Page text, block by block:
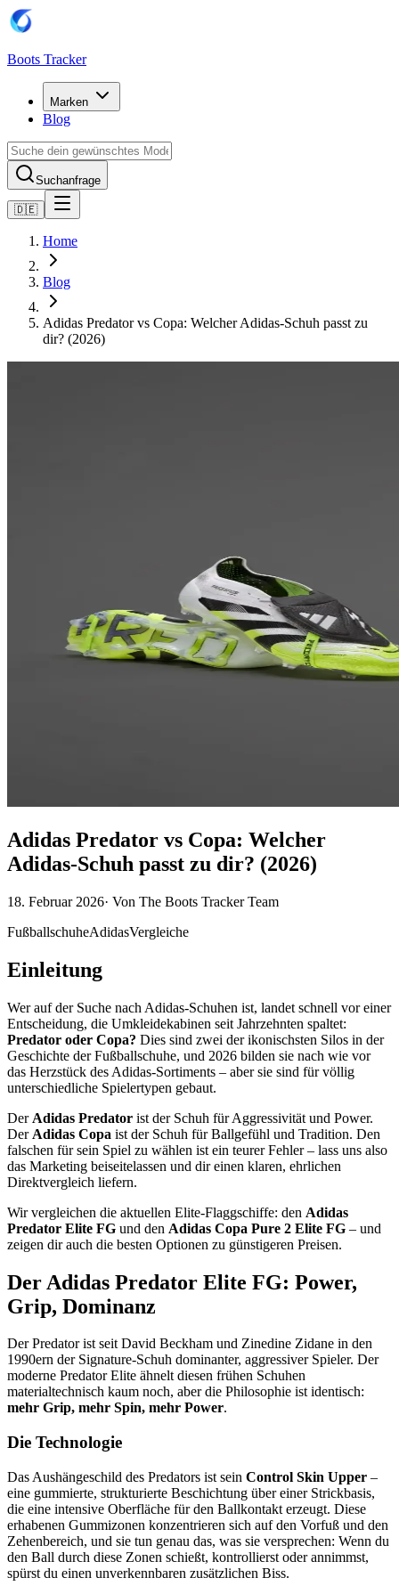
Boots Tracker
Marken
Blog
Suchanfrage
🇩🇪
Home
Blog
Adidas Predator vs Copa: Welcher Adidas-Schuh passt zu
dir? (2026)
Adidas Predator vs Copa: Welcher
Adidas-Schuh passt zu dir? (2026)
18. Februar 2026· Von The Boots Tracker Team
FußballschuheAdidasVergleiche
Einleitung
Wer auf der Suche nach Adidas-Schuhen ist, landet schnell vor einer
Entscheidung, die Umkleidekabinen seit Jahrzehnten spaltet:
Predator oder Copa? Dies sind zwei der ikonischsten Silos in der
Geschichte der Fußballschuhe, und 2026 bilden sie nach wie vor
das Herzstück des Adidas-Sortiments – aber sie sind für völlig
unterschiedliche Spielertypen gebaut.
Der Adidas Predator ist der Schuh für Aggressivität und Power.
Der Adidas Copa ist der Schuh für Ballgefühl und Tradition. Den
falschen für sein Spiel zu wählen ist ein teurer Fehler – lass uns also
das Marketing beiseitelassen und dir einen klaren, ehrlichen
Direktvergleich liefern.
Wir vergleichen die aktuellen Elite-Flaggschiffe: den Adidas
Predator Elite FG und den Adidas Copa Pure 2 Elite FG – und
zeigen dir auch die besten Optionen zu günstigeren Preisen.
Der Adidas Predator Elite FG: Power,
Grip, Dominanz
Der Predator ist seit David Beckham und Zinedine Zidane in den
1990ern der Signature-Schuh dominanter, aggressiver Spieler. Der
moderne Predator Elite ähnelt diesen frühen Schuhen
materialtechnisch kaum noch, aber die Philosophie ist identisch:
mehr Grip, mehr Spin, mehr Power.
Die Technologie
Das Aushängeschild des Predators ist sein Control Skin Upper –
eine gummierte, strukturierte Beschichtung über einer Strickbasis,
die eine intensive Oberfläche für den Ballkontakt erzeugt. Diese
erhabenen Gummizonen konzentrieren sich auf den Vorfuß und den
Zehenbereich, und sie tun genau das, was sie versprechen: Wenn du
den Ball durch diese Zonen schießt, kontrollierst oder annimmst,
spürst du einen unverkennbaren zusätzlichen Biss.